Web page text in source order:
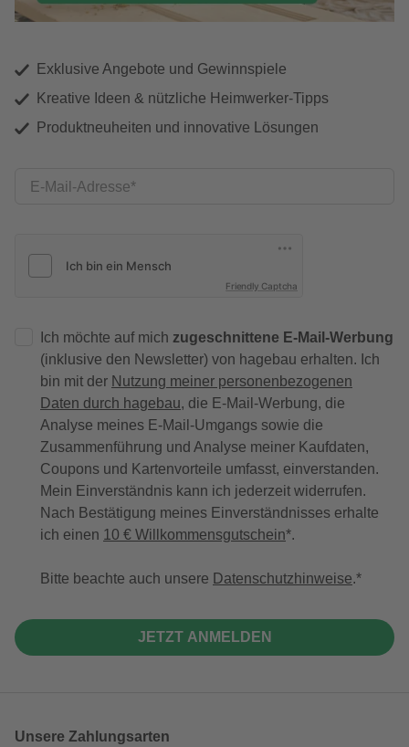
Exklusive Angebote und Gewinnspiele
Kreative Ideen & nützliche Heimwerker-Tipps
Produktneuheiten und innovative Lösungen
E-Mail-Adresse
Friendly Captcha
Ich möchte auf mich zugeschnittene E-Mail-Werbung
(inklusive den Newsletter) von hagebau erhalten. Ich
bin mit der Nutzung meiner personenbezogenen
Daten durch hagebau, die E-Mail-Werbung, die
Analyse meines E-Mail-Umgangs sowie die
Zusammenführung und Analyse meiner Kaufdaten,
Coupons und Kartenvorteile umfasst, einverstanden.
Mein Einverständnis kann ich jederzeit widerrufen.
Nach Bestätigung meines Einverständnisses erhalte
ich einen 10 € Willkommensgutschein*.
Bitte beachte auch unsere Datenschutzhinweise.
JETZT ANMELDEN
Unsere Zahlungsarten